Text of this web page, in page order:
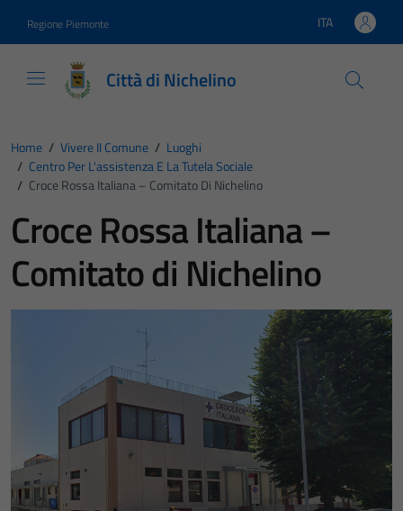
Regione Piemonte Lingua attiva:
ITA
Città di Nichelino
Home / Vivere Il Comune / Luoghi
/ Centro Per L'assistenza E La Tutela Sociale
/ Croce Rossa Italiana – Comitato Di Nichelino
Croce Rossa Italiana –
Comitato di Nichelino